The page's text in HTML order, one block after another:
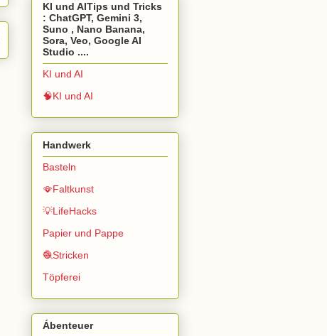
KI und AITips und Tricks
: ChatGPT, Gemini 3,
Suno , Nano Banana,
Sora, Veo, Google AI
Studio ....
KI und AI
🧠KI und AI
Handwerk
Basteln
🪭Faltkunst
💡LifeHacks
Papier und Pappe
🧶Stricken
Töpferei
Ábenteuer